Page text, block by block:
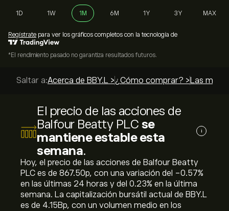
1D 1W 1M 6M 1Y 3Y MAX
Regístrate para ver los gráficos completos con la tecnología de
*El rendimiento pasado no garantiza resultados futuros.
Saltar a:Acerca de BBY.L >¿Cómo comprar? > Las
El precio de las acciones de
Balfour Beatty PLC se
mantiene estable esta
semana.
i
Hoy, el precio de las acciones de Balfour Beatty
PLC es de 867.50‎p‎, con una variación del ‎-0.57‎%
en las últimas 24 horas y del ‎0.23‎% en la última
semana. La capitalización bursátil actual de BBY.L
es de 4.15B‎p‎, con un volumen medio en los